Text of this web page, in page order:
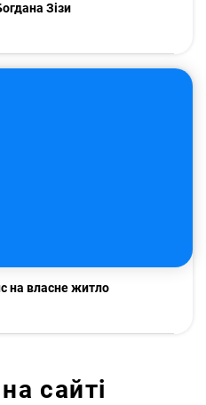
Зізи
на власне житло
сайті